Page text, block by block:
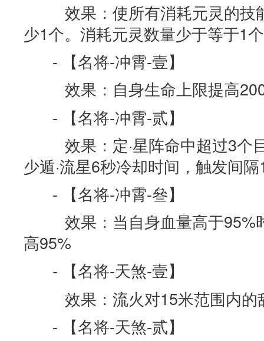
效果：使所有消耗元灵的技
少1个。消耗元灵数量少于等于1
- 【名将-冲霄-壹】
效果：自身生命上限提高
- 【名将-冲霄-贰】
效果：定·星阵命中超过3个
少遁·流星6秒冷却时间，触发间
- 【名将-冲霄-叄】
效果：当自身血量高于95%
高95%
- 【名将-天煞-壹】
效果：流火对15米范围内的
- 【名将-天煞-贰】